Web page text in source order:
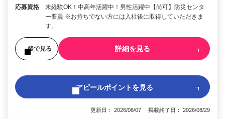
応募資格
未経験OK！中高年活躍中！男性活躍中【尚可】防災センタ
ー要員 ※お持ちでない方には入社後に取得していただきま
す。
後で見る 詳細を見る
アピールポイントを見る
更新日： 2026/08/07 掲載終了日： 2026/08/29